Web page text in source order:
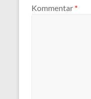
Kommentar *